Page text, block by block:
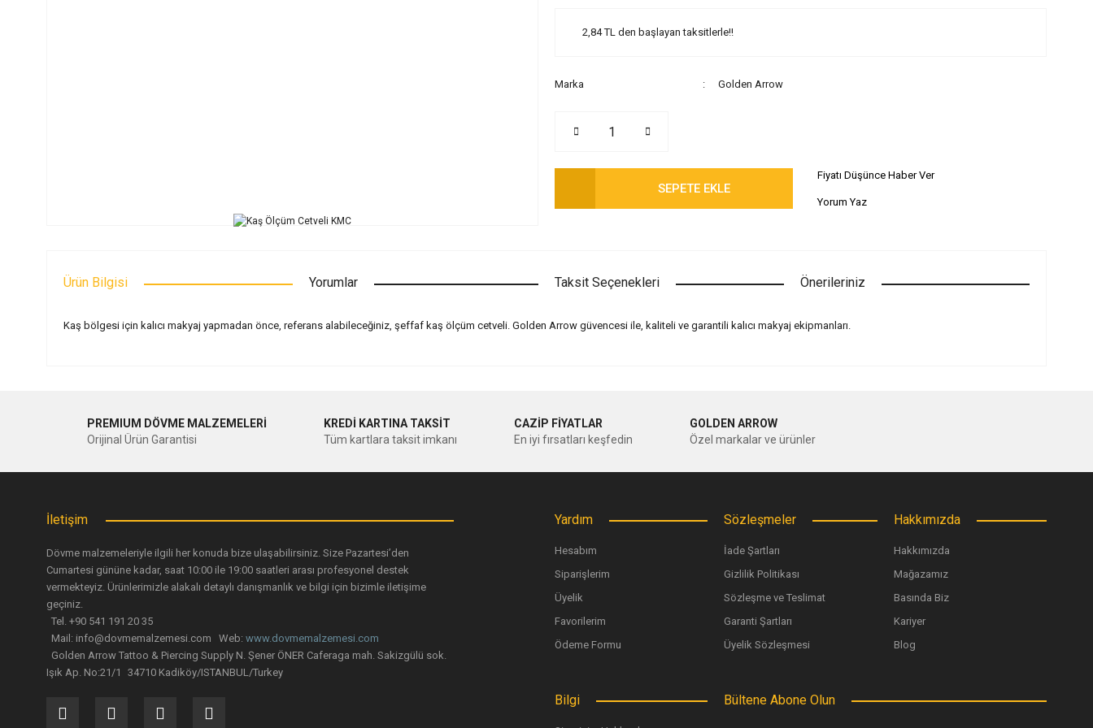
2,84 TL den başlayan taksitlerle!!
Marka Golden Arrow
SEPETE EKLE
Fiyatı Düşünce Haber Ver
Yorum Yaz
Ürün Bilgisi Yorumlar Taksit Seçenekleri Önerileriniz
Kaş bölgesi için kalıcı makyaj yapmadan önce, referans alabileceğiniz, şeffaf kaş ölçüm cetveli. Golden Arrow güvencesi ile, kaliteli ve garantili kalıcı makyaj ekipmanları.
Yorum Yaz
Ürün resmi kalitesiz, bozuk veya görüntülenemiyor.
Gönder
PREMIUM DÖVME MALZEMELERİ
Orijinal Ürün Garantisi
KREDİ KARTINA TAKSİT
Tüm kartlara taksit imkanı
CAZİP FİYATLAR
En iyi fırsatları keşfedin
GOLDEN ARROW
Özel markalar ve ürünler
İletişim
Dövme malzemeleriyle ilgili her konuda bize ulaşabilirsiniz. Size Pazartesi’den
Cumartesi gününe kadar, saat 10:00 ile 19:00 saatleri arası profesyonel destek
vermekteyiz. Ürünlerimizle alakalı detaylı danışmanlık ve bilgi için bizimle iletişime
geçiniz.
Tel. +90 541 191 20 35
Mail: info@dovmemalzemesi.com Web: www.dovmemalzemesi.com
Golden Arrow Tattoo & Piercing Supply N. Şener ÖNER Caferaga mah. Sakizgülü sok.
Işık Ap. No:21/1 34710 Kadiköy/ISTANBUL/Turkey
Yardım
Hesabım
Siparişlerim
Üyelik
Favorilerim
Ödeme Formu
Sözleşmeler
İade Şartları
Gizlilik Politikası
Sözleşme ve Teslimat
Garanti Şartları
Üyelik Sözleşmesi
Hakkımızda
Hakkımızda
Mağazamız
Basında Biz
Kariyer
Blog
Bilgi Bültene Abone Olun